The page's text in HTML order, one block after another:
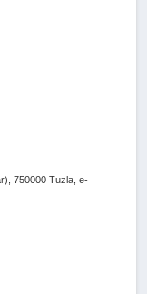
750000 Tuzla, e-